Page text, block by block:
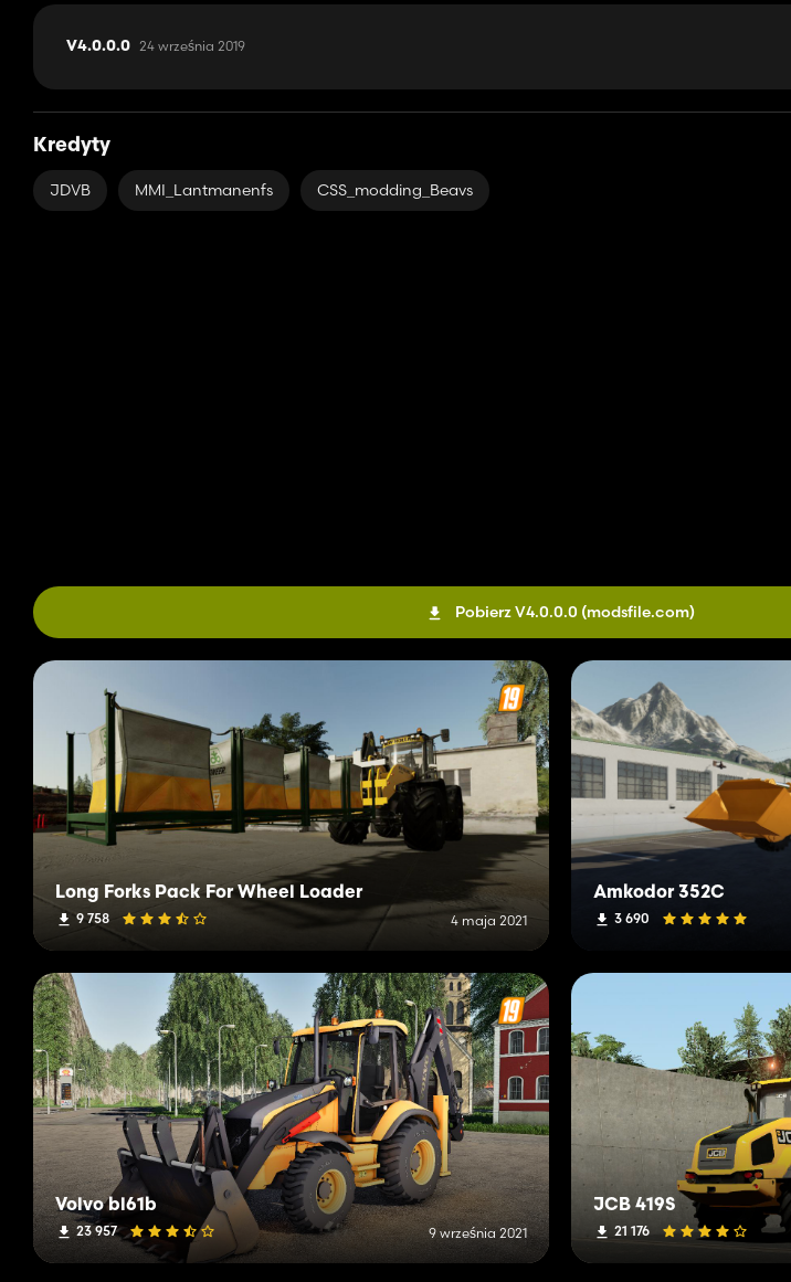
V4.0.0.0 24 września 2019
Kredyty
JDVB MMI_Lantmanenfs CSS_modding_Beavs
Pobierz V4.0.0.0 (modsfile.com)
Long Forks Pack For Wheel Loader
9 758 4 maja 2021
Amkodor 352C
3 690
Volvo bl61b
23 957 9 września 2021
JCB 419S
21 176